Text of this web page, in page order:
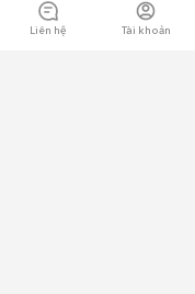
Liên hệ Tài khoản